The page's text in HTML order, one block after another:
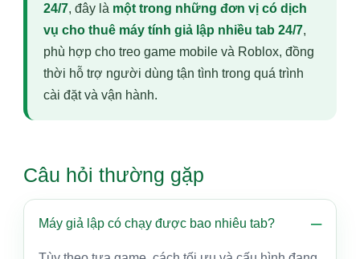
24/7, đây là một trong những đơn vị có dịch
vụ cho thuê máy tính giả lập nhiều tab 24/7,
phù hợp cho treo game mobile và Roblox, đồng
thời hỗ trợ người dùng tận tình trong quá trình
cài đặt và vận hành.
Câu hỏi thường gặp
Máy giả lập có chạy được bao nhiêu tab?